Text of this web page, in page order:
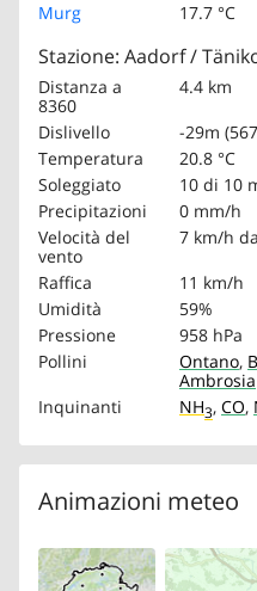
Murg 17.7 °C
Stazione: Aadorf /
Distanza a
8360
4.4 km
Dislivello
-29m
Temperatura
20.8 °C
Soleggiato
10 di 10
Precipitazioni
0 mm/h
Velocità del
vento
7 km/h
Raffica
11 km/h
Umidità
59%
Pressione
958 hPa
Pollini
Ontano,
Ambrosia
Inquinanti
NH3, CO,
Animazioni meteo